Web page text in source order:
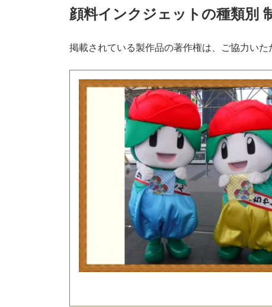
顔料インクジェットの種類別
掲載されている製作品の著作権は、ご協力い